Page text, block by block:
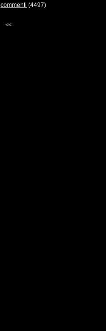
commenti (4497)
<<